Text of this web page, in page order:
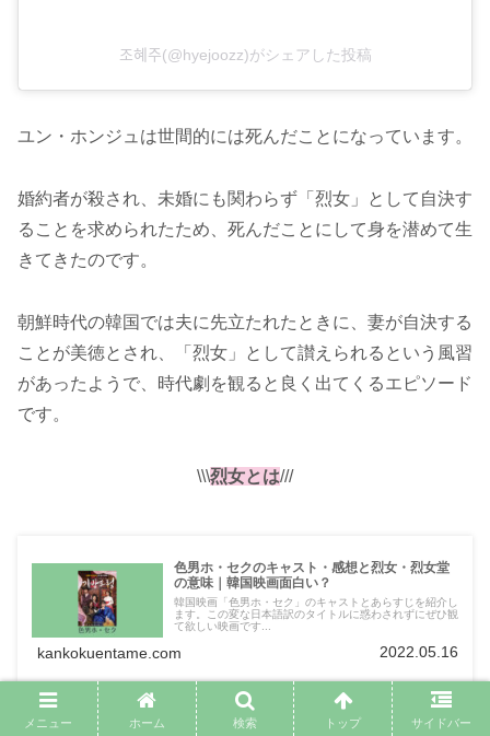
조혜주(@hyejoozz)がシェアした投稿
ユン・ホンジュは世間的には死んだことになっています。
婚約者が殺され、未婚にも関わらず「烈女」として自決す
ることを求められたため、死んだことにして身を潜めて生
きてきたのです。
朝鮮時代の韓国では夫に先立たれたときに、妻が自決する
ことが美徳とされ、「烈女」として讃えられるという風習
があったようで、時代劇を観ると良く出てくるエピソード
です。
\\\烈女とは///
色男ホ・セクのキャスト・感想と烈女・烈女堂
の意味｜韓国映画面白い？
韓国映画「色男ホ・セク」のキャストとあらすじを紹介し
ます。この変な日本語訳のタイトルに惑わされずにぜひ観
て欲しい映画です...
kankokuentame.com 2022.05.16
メニュー ホーム 検索 トップ サイドバー